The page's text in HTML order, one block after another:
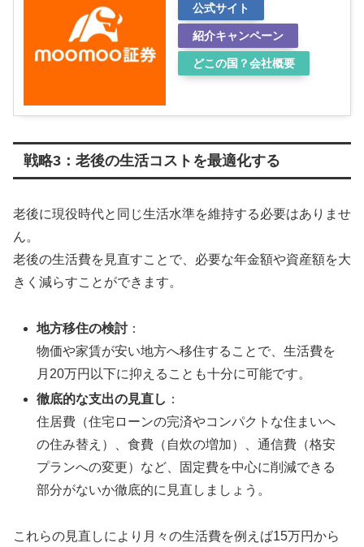
公式サイト
紹介キャンペーン
どこの国？会社概要
戦略3：老後の生活コストを最適化する
老後に現役時代と同じ生活水準を維持する必要はありませ
ん。
老後の生活費を見直すことで、必要な年金額や資産額を大
きく減らすことができます。
地方移住の検討：
物価や家賃が安い地方へ移住することで、生活費を
月20万円以下に抑えることも十分に可能です。
徹底的な支出の見直し ：
住居費（住宅ローンの完済やコンパクトな住まいへ
の住み替え）、食費（自炊の増加）、通信費（格安
プランへの変更）など、固定費を中心に削減できる
部分がないか徹底的に見直しましょう。
これらの見直しにより月々の生活費を例えば15万円から